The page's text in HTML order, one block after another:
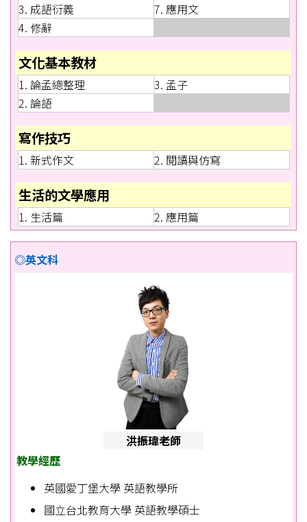
3. 成語衍義
7. 應用文
4. 修辭
文化基本教材
1. 論孟總整理
3. 孟子
2. 論語
寫作技巧
1. 新式作文 2. 閱讀與仿寫
生活的文學應用
1. 生活篇 2. 應用篇
◎英文科
洪振瑋老師
教學經歷
英國愛丁堡大學 英語教學所
國立台北教育大學 英語教學碩士